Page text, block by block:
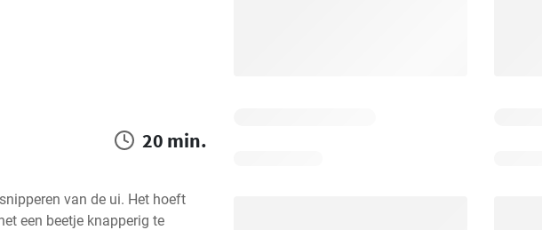
20 min.
van de ui. Het hoeft
een beetje knapperig te